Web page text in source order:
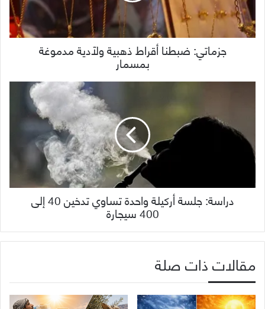
جزماتي: ضبطنا أقراط ذهبية ولّادية مدموغة
بمسمار
دراسة: جلسة أركيلة واحدة تساوي تدخين 40 إلى
400 سيجارة
مقالات ذات صلة